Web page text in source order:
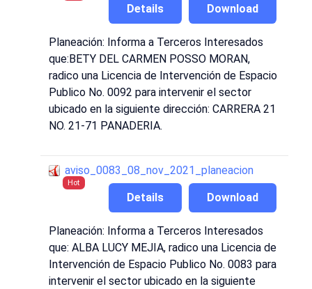
Download
Details
Planeación: Informa a Terceros Interesados
que:BETY DEL CARMEN POSSO MORAN,
radico una Licencia de Intervención de Espacio
Publico No. 0092 para intervenir el sector
ubicado en la siguiente dirección: CARRERA 21
NO. 21-71 PANADERIA.
aviso_0083_08_nov_2021_planeacion
Hot
Download
Details
Planeación: Informa a Terceros Interesados
que: ALBA LUCY MEJIA, radico una Licencia de
Intervención de Espacio Publico No. 0083 para
intervenir el sector ubicado en la siguiente